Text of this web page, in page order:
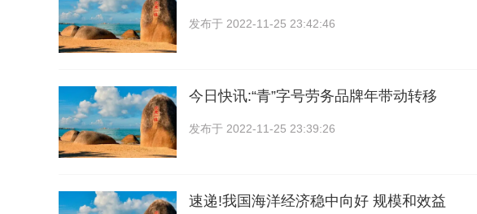
发布于 2022-11-25 23:42:46
今日快讯:“青”字号劳务品牌年带动转移
发布于 2022-11-25 23:39:26
速递!我国海洋经济稳中向好 规模和效益